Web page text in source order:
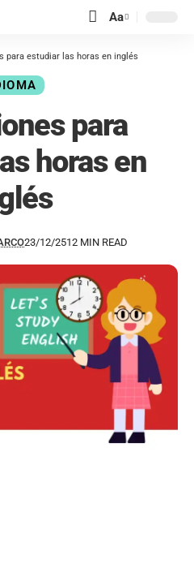
Aa
para estudiar las horas en inglés
para
horas en
23/12/2512 MIN READ